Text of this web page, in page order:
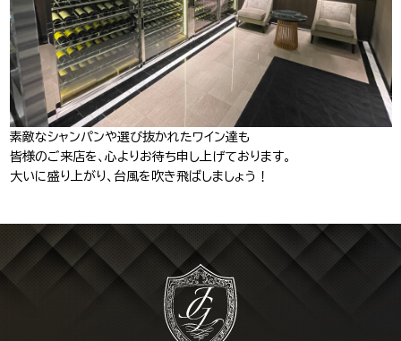
素敵なシャンパンや選び抜かれたワイン達も
皆様のご来店を、心よりお待ち申し上げております。
大いに盛り上がり、台風を吹き飛ばしましょう！